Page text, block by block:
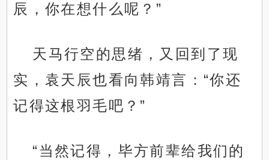
辰，你在想什么呢？”
天马行空的思绪，又回到了现
实，袁天辰也看向韩靖言：“你还
记得这根羽毛吧？”
“当然记得，毕方前辈给我们的